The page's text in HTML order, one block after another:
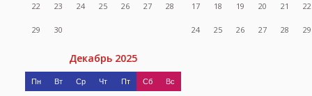
22 23 24 25 26 27 28
29 30
17 18 19 20 21 22
24 25 26 27 28 29
Декабрь 2025
Пн Вт Ср Чт Пт Сб Вс